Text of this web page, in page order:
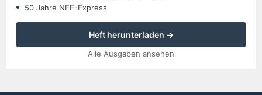
50 Jahre NEF-Express
Heft herunterladen →
Alle Ausgaben ansehen